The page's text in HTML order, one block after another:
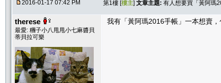
2016-01-17 07:42 PM 第1樓 [樓主] 文章主題: 有人想要買「黃阿瑪
therese
最愛: 糰子小八甩甩小七麻醬貝
蒂貝拉可樂
我有「黃阿瑪2016手帳」一本想賣